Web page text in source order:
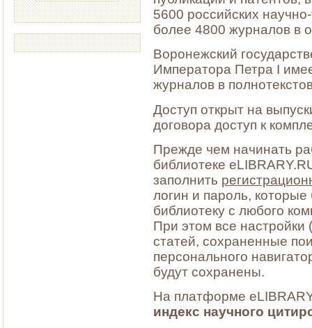
5600 российских
более 4800 журналов в
Воронежский
Императора Петра I
журналов в
Доступ открыт на
договора доступ к
Прежде чем начинать
библиотеке
заполнить
логин и пароль, которые
библиотеку с любого
При этом все
статей, сохраненные
персонального
будут сохранены.
На платформе
индекс научного